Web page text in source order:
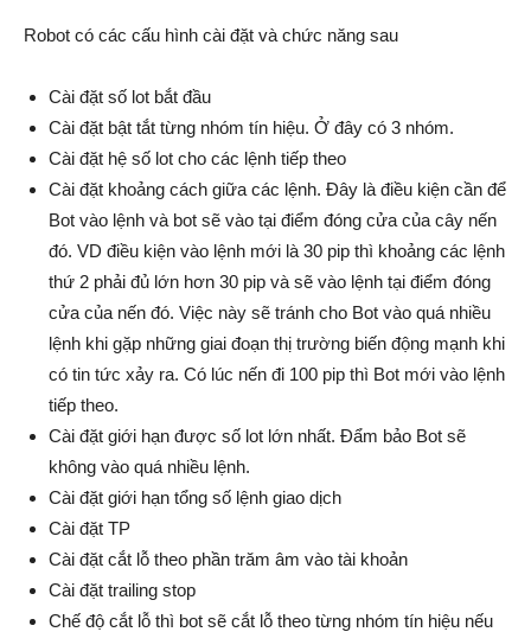
Robot có các cấu hình cài đặt và chức năng sau
Cài đặt số lot bắt đầu
Cài đặt bật tắt từng nhóm tín hiệu. Ở đây có 3 nhóm.
Cài đặt hệ số lot cho các lệnh tiếp theo
Cài đặt khoảng cách giữa các lệnh. Đây là điều kiện cần để
Bot vào lệnh và bot sẽ vào tại điểm đóng cửa của cây nến
đó. VD điều kiện vào lệnh mới là 30 pip thì khoảng các lệnh
thứ 2 phải đủ lớn hơn 30 pip và sẽ vào lệnh tại điểm đóng
cửa của nến đó. Việc này sẽ tránh cho Bot vào quá nhiều
lệnh khi gặp những giai đoạn thị trường biến động mạnh khi
có tin tức xảy ra. Có lúc nến đi 100 pip thì Bot mới vào lệnh
tiếp theo.
Cài đặt giới hạn được số lot lớn nhất. Đẩm bảo Bot sẽ
không vào quá nhiều lệnh.
Cài đặt giới hạn tổng số lệnh giao dịch
Cài đặt TP
Cài đặt cắt lỗ theo phần trăm âm vào tài khoản
Cài đặt trailing stop
Chế độ cắt lỗ thì bot sẽ cắt lỗ theo từng nhóm tín hiệu nếu